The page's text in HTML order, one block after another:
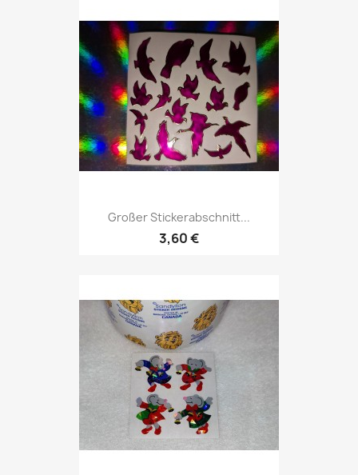
Großer Stickerabschnitt...
3,60 €